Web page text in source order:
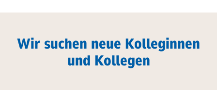
Wir suchen neue Kolleginnen
und Kollegen